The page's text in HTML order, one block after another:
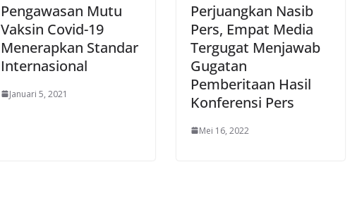
Pengawasan Mutu
Vaksin Covid-19
Menerapkan Standar
Internasional
Januari 5, 2021
Perjuangkan Nasib
Pers, Empat Media
Tergugat Menjawab
Gugatan
Pemberitaan Hasil
Konferensi Pers
Mei 16, 2022